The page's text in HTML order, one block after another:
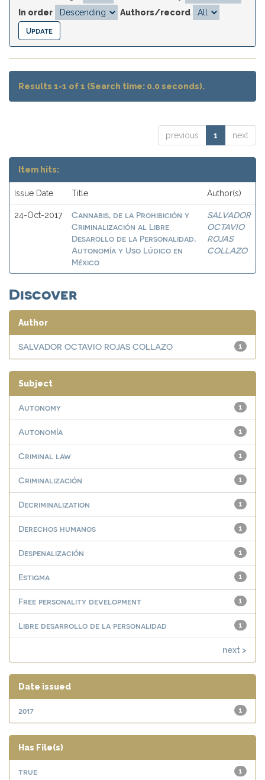
In order
Authors/record
Results 1-1 of 1 (Search time: 0.0 seconds).
previous 1 next
Item hits:
Issue Date Title Author(s)
24-Oct-2017
Cannabis, de la Prohibición y
Criminalización al Libre
Desarollo de la Personalidad,
Autonomía y Uso Lúdico en
México
SALVADOR
OCTAVIO
ROJAS
COLLAZO
Discover
Author
1
SALVADOR OCTAVIO ROJAS COLLAZO
Subject
1
Autonomy
1
Autonomía
1
Criminal law
1
Criminalización
1
Decriminalization
1
Derechos humanos
1
Despenalización
1
Estigma
1
Free personality development
1
Libre desarrollo de la personalidad
next >
Date issued
1
2017
Has File(s)
1
true